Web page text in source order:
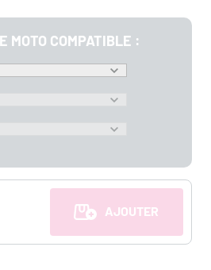
MOTO COMPATIBLE :
AJOUTER AU